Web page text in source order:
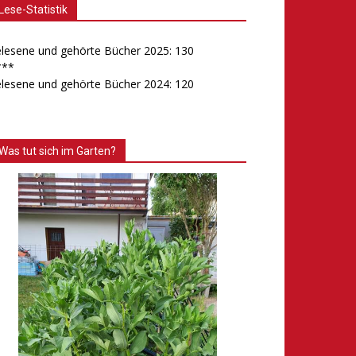
Lese-Statistik
und gehörte Bücher 2025: 130
und gehörte Bücher 2024: 120
tut sich im Garten?